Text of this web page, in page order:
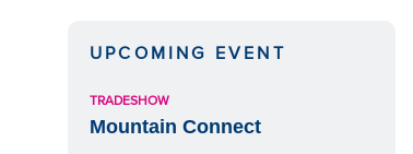
UPCOMING EVENT
TRADESHOW
Mountain Connect